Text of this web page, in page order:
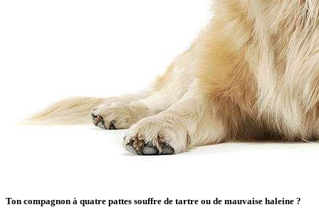
Ton compagnon à quatre pattes souffre de tartre ou de mauvaise haleine ?